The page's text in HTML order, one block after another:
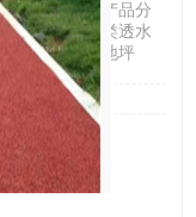
产品分
类透水
地坪